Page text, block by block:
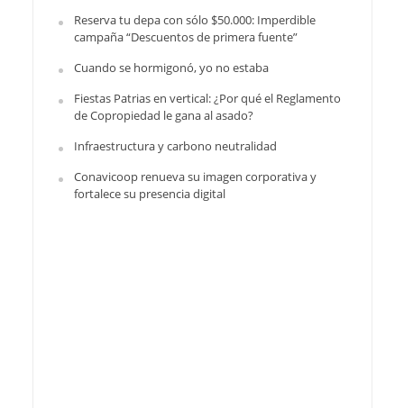
Reserva tu depa con sólo $50.000: Imperdible
campaña “Descuentos de primera fuente”
Cuando se hormigonó, yo no estaba
Fiestas Patrias en vertical: ¿Por qué el Reglamento
de Copropiedad le gana al asado?
Infraestructura y carbono neutralidad
Conavicoop renueva su imagen corporativa y
fortalece su presencia digital